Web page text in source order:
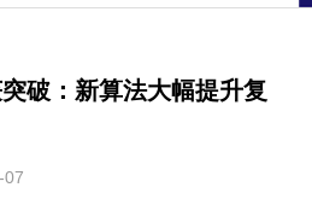
破：新算法大幅提升复
07